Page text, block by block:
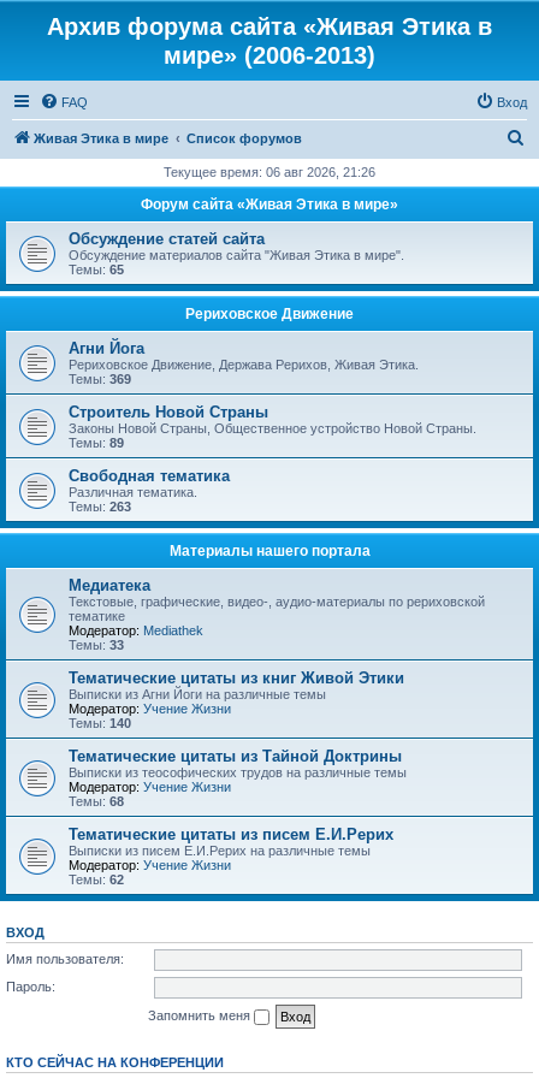
Архив форума сайта «Живая Этика в
мире» (2006-2013)
FAQ Вход
Живая Этика в мире Список форумов
с
Текущее время: 06 авг 2026, 21:26
Форум сайта «Живая Этика в мире»
Обсуждение статей сайта
Обсуждение материалов сайта "Живая Этика в мире".
Темы: 65
Рериховское Движение
Агни Йога
Рериховское Движение, Держава Рерихов, Живая Этика.
Темы: 369
Строитель Новой Страны
Законы Новой Страны, Общественное устройство Новой Страны.
Темы: 89
Свободная тематика
Различная тематика.
Темы: 263
Материалы нашего портала
Медиатека
Текстовые, графические, видео-, аудио-материалы по рериховской
тематике
Модератор: Mediathek
Темы: 33
Тематические цитаты из книг Живой Этики
Выписки из Агни Йоги на различные темы
Модератор: Учение Жизни
Темы: 140
Тематические цитаты из Тайной Доктрины
Выписки из теософических трудов на различные темы
Модератор: Учение Жизни
Темы: 68
Тематические цитаты из писем Е.И.Рерих
Выписки из писем Е.И.Рерих на различные темы
Модератор: Учение Жизни
Темы: 62
ВХОД
Имя пользователя:
Пароль:
Запомнить меня
КТО СЕЙЧАС НА КОНФЕРЕНЦИИ